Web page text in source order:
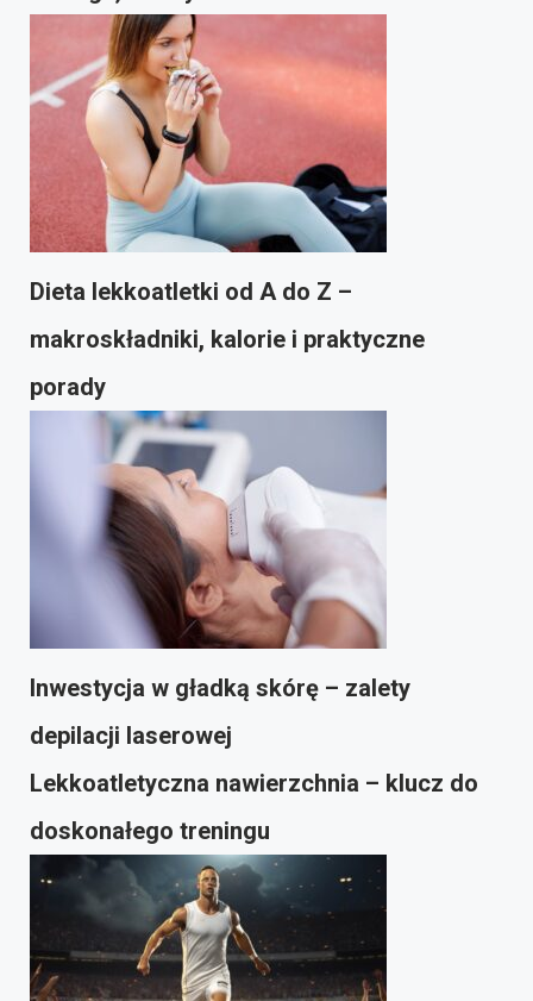
Dieta lekkoatletki od A do Z –
makroskładniki, kalorie i praktyczne
porady
Inwestycja w gładką skórę – zalety
depilacji laserowej
Lekkoatletyczna nawierzchnia – klucz do
doskonałego treningu